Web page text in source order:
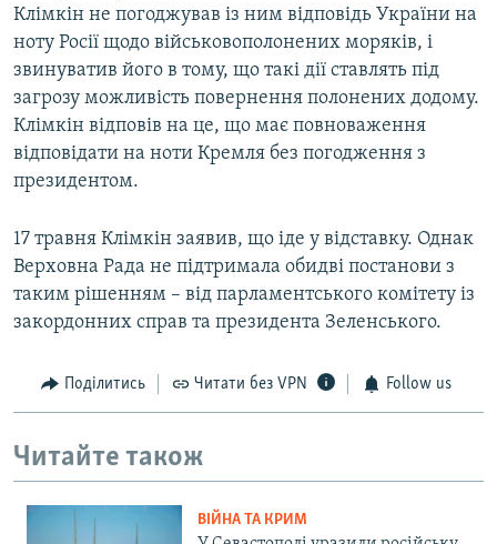
Клімкін не погоджував із ним відповідь України на
ноту Росії щодо військовополонених моряків, і
звинуватив його в тому, що такі дії ставлять під
загрозу можливість повернення полонених додому.
Клімкін відповів на це, що має повноваження
відповідати на ноти Кремля без погодження з
президентом.
17 травня Клімкін заявив, що іде у відставку. Однак
Верховна Рада не підтримала обидві постанови з
таким рішенням – від парламентського комітету із
закордонних справ та президента Зеленського.
Поділитись Читати без VPN Follow us
Читайте також
ВІЙНА ТА КРИМ